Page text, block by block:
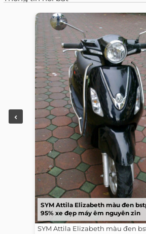
SYM Attila Elizabeth màu đen
95% xe đẹp máy êm nguyên zin
SYM Attila Elizabeth màu đen